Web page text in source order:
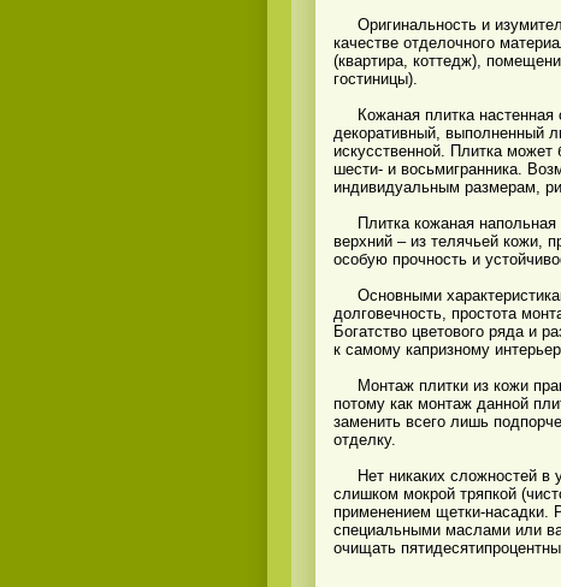
Оригинальность и
качестве отделочного
(квартира, коттедж),
гостиницы).
Кожаная плитка настенная
декоративный, выполненный
искусственной. Плитка
шести- и восьмигранника.
индивидуальным размерам,
Плитка кожаная напольная
верхний – из телячьей кожи,
особую прочность и
Основными
долговечность, простота
Богатство цветового ряда и
к самому капризному
Монтаж плитки из кожи
потому как монтаж данной
заменить всего лишь
отделку.
Нет никаких сложностей в
слишком мокрой тряпкой
применением щетки-насадки.
специальными маслами или
очищать